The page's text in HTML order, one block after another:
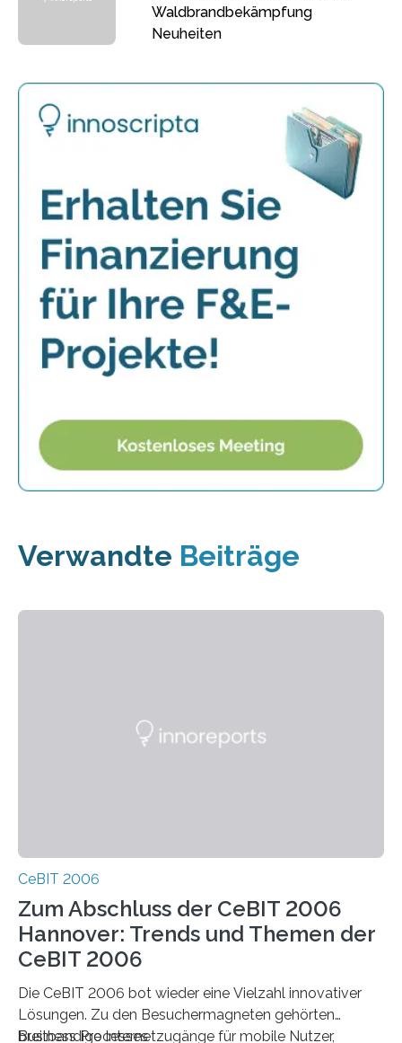
Waldbrandbekämpfung
Neuheiten
Verwandte Beiträge
CeBIT 2006
Zum Abschluss der CeBIT 2006
Hannover: Trends und Themen der
CeBIT 2006
Die CeBIT 2006 bot wieder eine Vielzahl innovativer
Lösungen. Zu den Besuchermagneten gehörten
breitbandige Internetzugänge für mobile Nutzer,
Business Processes